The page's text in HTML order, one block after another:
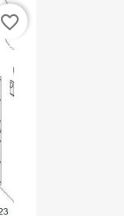
favorite_border